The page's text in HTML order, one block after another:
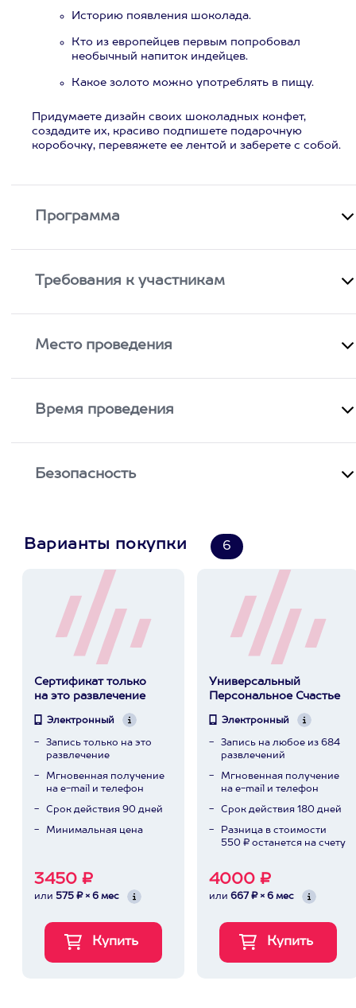
Историю появления шоколада.
Кто из европейцев первым попробовал
необычный напиток индейцев.
Какое золото можно употреблять в пищу.
Придумаете дизайн своих шоколадных конфет,
создадите их, красиво подпишете подарочную
коробочку, перевяжете ее лентой и заберете с собой.
Программа
Требования к участникам
Место проведения
Время проведения
Безопасность
Варианты покупки 6
Сертификат только
на это развлечение
Электронный
Запись только на это
развлечение
Мгновенная получение
на e-mail и телефон
Срок действия 90 дней
Минимальная цена
3450 ₽
или 575 ₽ × 6 мес
Универсальный
Персональное Счастье
Электронный
Запись на любое из 684
развлечений
Мгновенная получение
на e-mail и телефон
Срок действия 180 дней
Разница в стоимости
550 ₽ останется на счету
4000 ₽
или 667 ₽ × 6 мес